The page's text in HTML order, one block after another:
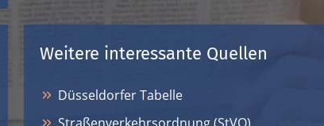
Weitere interessante Quellen
Düsseldorfer Tabelle